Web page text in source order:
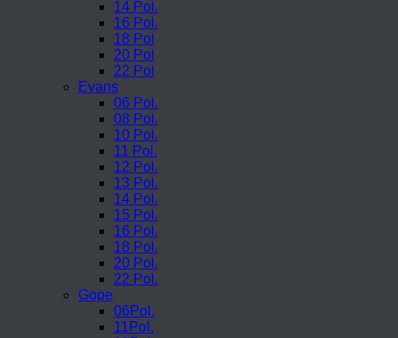
14 Pol.
16 Pol.
18 Pol
20 Pol
22 Pol
Evans
06 Pol.
08 Pol.
10 Pol.
11 Pol.
12 Pol.
13 Pol.
14 Pol.
15 Pol.
16 Pol.
18 Pol.
20 Pol.
22 Pol.
Gope
06Pol.
11Pol.